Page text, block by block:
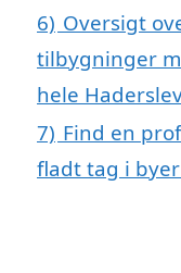
6) Oversigt
tilbygninger
hele
7) Find en
fladt tag i